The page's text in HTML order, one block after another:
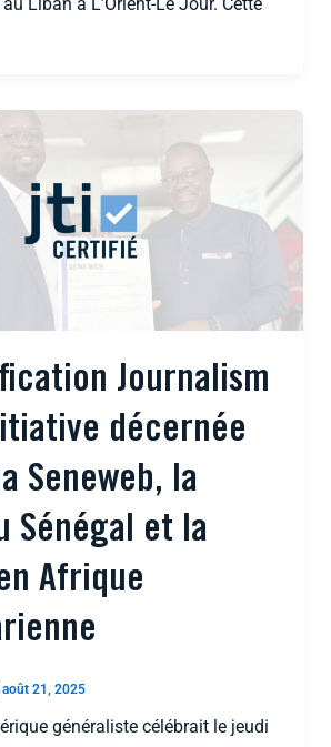
Journalism
décernée
Seneweb, la
Sénégal et la
Afrique
août 21, 2025
généraliste célébrait le jeudi